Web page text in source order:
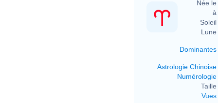
Née le
à
Soleil
Lune
Dominantes
Astrologie Chinoise
Numérologie
Taille
Vues